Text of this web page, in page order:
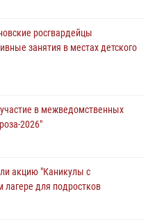
росгвардейцы
занятия в местах детского
в межведомственных
2026"
акцию "Каникулы с
лагере для подростков